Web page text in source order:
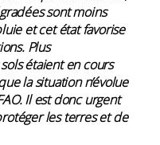
sont moins
et cet état favorise
Plus
étaient en cours
la situation n’évolue
Il est donc urgent
les terres et de